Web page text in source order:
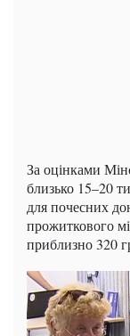
За оцінками
близько 15–20
для почесних
прожиткового
приблизно 320